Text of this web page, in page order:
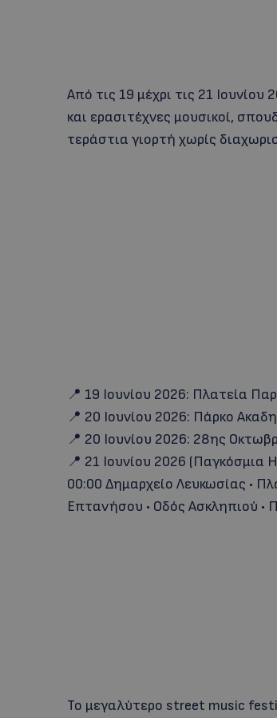
Από τις 19 μέχρι τις 21
και ερασιτέχνες μουσικοί,
τεράστια γιορτή χωρίς
📍 19 Ιουνίου 2026: Πλατεία
📍 20 Ιουνίου 2026: Πάρκο
📍 20 Ιουνίου 2026: 28ης
📍 21 Ιουνίου 2026
00:00 Δημαρχείο Λευκωσίας •
Επτανήσου • Οδός Ασκληπιού
Το μεγαλύτερο street music